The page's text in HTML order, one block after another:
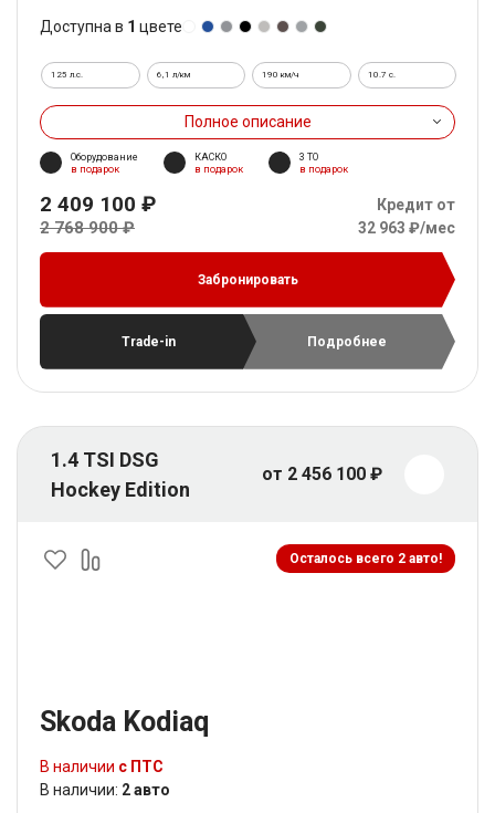
Доступна в 1 цвете
125 л.с. 6,1 л/км 190 км/ч 10.7 c.
Полное описание
Оборудование
в подарок
КАСКО
в подарок
3 ТО
в подарок
2 409 100 ₽
2 768 900 ₽
Кредит от
32 963 ₽/мес
Забронировать
Trade-in Подробнее
1.4 TSI DSG
Hockey Edition
от 2 456 100 ₽
Осталось всего 2 авто!
Skoda Kodiaq
В наличии с ПТС
В наличии: 2 авто